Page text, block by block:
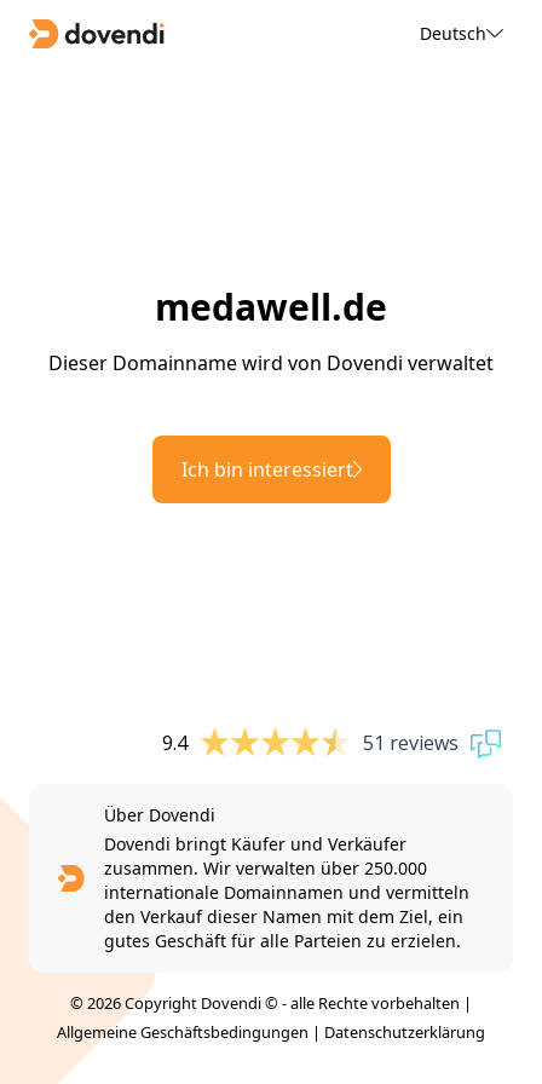
Deutsch
medawell.de
Dieser Domainname wird von Dovendi verwaltet
Ich bin interessiert
9.4 51 reviews
Über Dovendi
Dovendi bringt Käufer und Verkäufer
zusammen. Wir verwalten über 250.000
internationale Domainnamen und vermitteln
den Verkauf dieser Namen mit dem Ziel, ein
gutes Geschäft für alle Parteien zu erzielen.
© 2026 Copyright Dovendi © - alle Rechte vorbehalten |
Allgemeine Geschäftsbedingungen | Datenschutzerklärung